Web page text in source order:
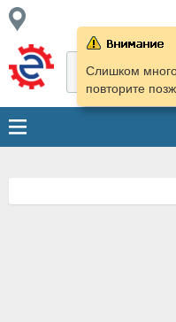
Слишком
повторите